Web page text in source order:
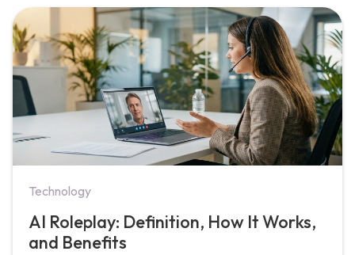
Technology
AI Roleplay: Definition, How It Works,
and Benefits